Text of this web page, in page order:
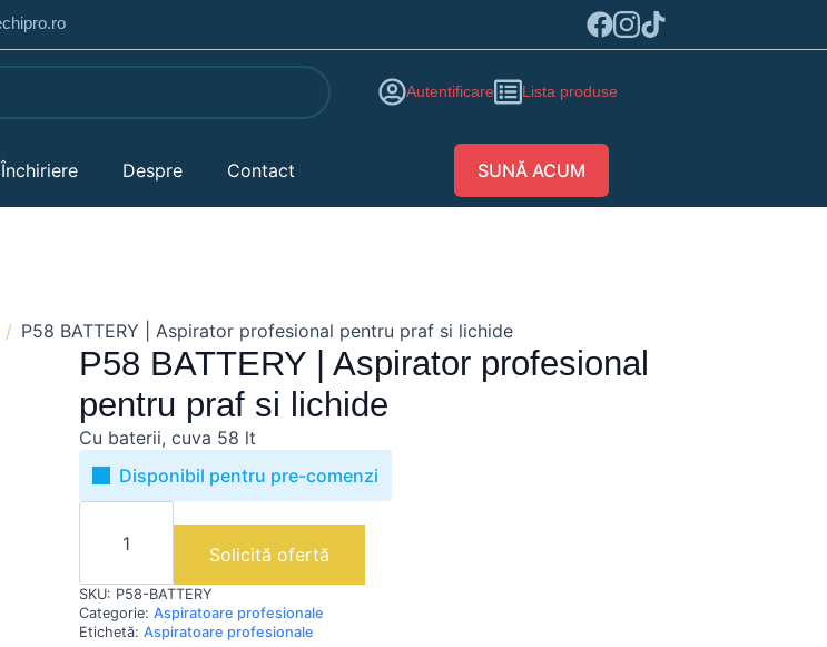
Autentificare Lista produse
Închiriere Despre Contact SUNĂ ACUM
P58 BATTERY | Aspirator profesional pentru praf si lichide
P58 BATTERY | Aspirator profesional
pentru praf si lichide
Cu baterii, cuva 58 lt
Disponibil pentru pre-comenzi
Cantitate
BATTERY
Aspirator
profesional
pentru
praf
Solicită ofertă
SKU: P58-BATTERY
Categorie: Aspiratoare profesionale
Etichetă: Aspiratoare profesionale